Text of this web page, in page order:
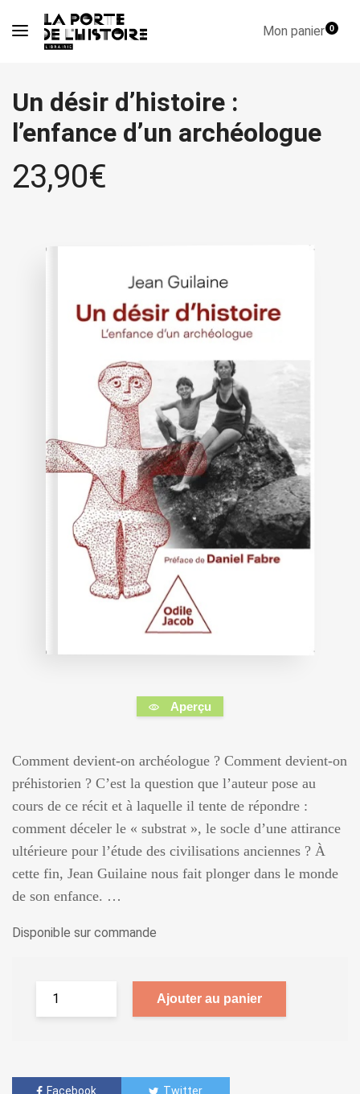
Mon panier0
Un désir d’histoire :
l’enfance d’un archéologue
23,90€
Aperçu
Comment devient-on archéologue ? Comment devient-on
préhistorien ? C’est la question que l’auteur pose au
cours de ce récit et à laquelle il tente de répondre :
comment déceler le « substrat », le socle d’une attirance
ultérieure pour l’étude des civilisations anciennes ? À
cette fin, Jean Guilaine nous fait plonger dans le monde
de son enfance. …
Disponible sur commande
Ajouter au panier
Facebook Twitter